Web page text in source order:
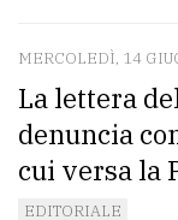
MERCOLEDÌ, 14
La lettera
denuncia
cui versa la
EDITORIALE